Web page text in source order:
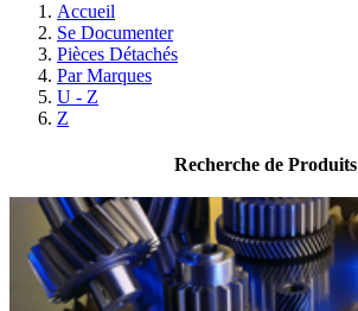
Accueil
Se Documenter
Pièces Détachés
Par Marques
U - Z
Z
Recherche de Produits